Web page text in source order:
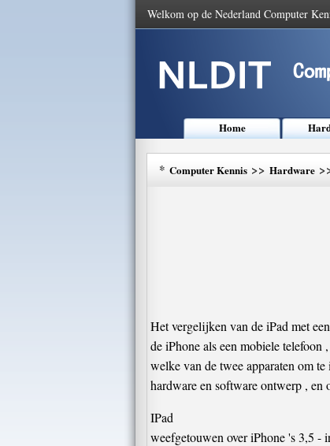
Welkom op de Nederland Computer
Home
* Computer Kennis >> Hardware
Het vergelijken van de iPad met
de iPhone als een mobiele
welke van de twee apparaten om
hardware en software ontwerp ,
IPad
weefgetouwen over iPhone 's 3,5 -